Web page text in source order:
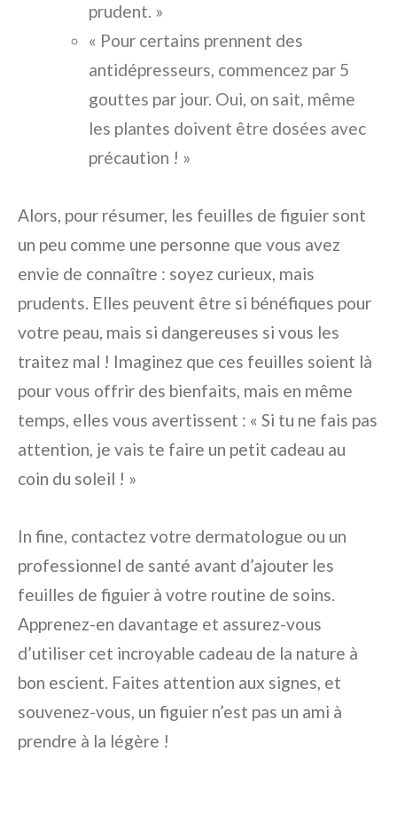
prudent. »
« Pour certains prennent des
antidépresseurs, commencez par 5
gouttes par jour. Oui, on sait, même
les plantes doivent être dosées avec
précaution ! »
Alors, pour résumer, les feuilles de figuier sont
un peu comme une personne que vous avez
envie de connaître : soyez curieux, mais
prudents. Elles peuvent être si bénéfiques pour
votre peau, mais si dangereuses si vous les
traitez mal ! Imaginez que ces feuilles soient là
pour vous offrir des bienfaits, mais en même
temps, elles vous avertissent : « Si tu ne fais pas
attention, je vais te faire un petit cadeau au
coin du soleil ! »
In fine, contactez votre dermatologue ou un
professionnel de santé avant d’ajouter les
feuilles de figuier à votre routine de soins.
Apprenez-en davantage et assurez-vous
d’utiliser cet incroyable cadeau de la nature à
bon escient. Faites attention aux signes, et
souvenez-vous, un figuier n’est pas un ami à
prendre à la légère !